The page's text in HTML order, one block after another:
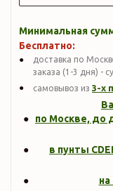
Минимальная
Бесплатно:
доставка по
заказа (1-3 дня) -
самовывоз из 3-х
по Москве, до
в пунты
на